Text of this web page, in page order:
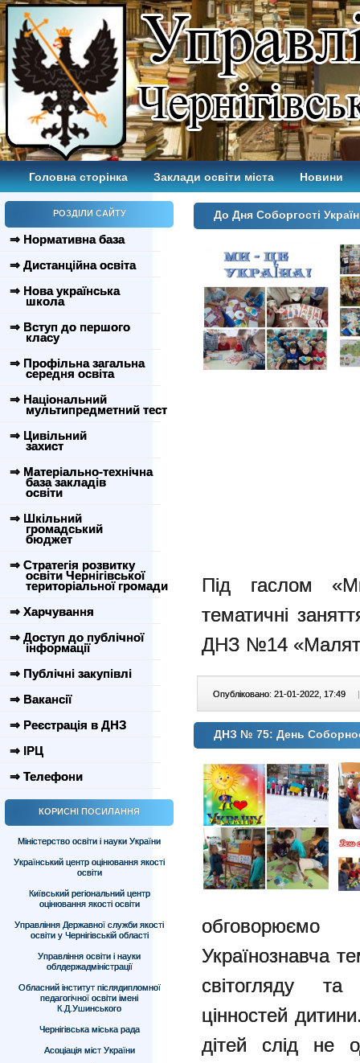
Головна сторінка Заклади освіти міста Новини
РОЗДІЛИ САЙТУ
⇒ Нормативна база
⇒ Дистанційна освіта
⇒ Нова українська
школа
⇒ Вступ до першого
класу
⇒ Профільна загальна
середня освіта
⇒ Національний
мультипредметний тест
⇒ Цивільний
захист
⇒ Матеріально-технічна
база закладів
освіти
⇒ Шкільний
громадський
бюджет
⇒ Стратегія розвитку
освіти Чернігівської
територіальної громади
⇒ Харчування
⇒ Доступ до публічної
інформації
⇒ Публічні закупівлі
⇒ Вакансії
⇒ Реєстрація в ДНЗ
⇒ ІРЦ
⇒ Телефони
КОРИСНІ ПОСИЛАННЯ
Міністерство освіти і науки України
Український центр оцінювання якості
освіти
Київський регіональний центр
оцінювання якості освіти
Управління Державної служби якості
освіти у Чернігівській області
Управління освіти і науки
облдержадміністрації
Обласний інститут післядипломної
педагогічної освіти імені
К.Д.Ушинського
Чернігівська міська рада
Асоціація міст України
До Дня Соборгості
Під гаслом
тематичні
ДНЗ №14
Опубліковано: 21-01-2022, 17:49 |
ДНЗ № 75: День
Українознавча
світогляду та
цінностей
дітей слід не